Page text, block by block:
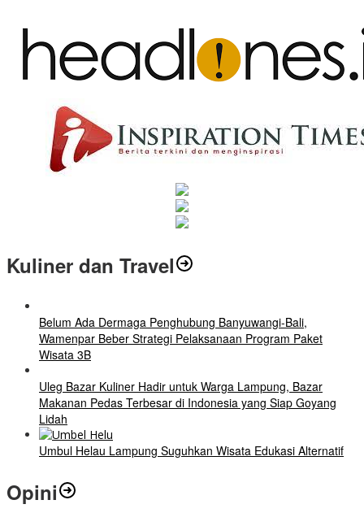
Kuliner dan Travel
Belum Ada Dermaga Penghubung Banyuwangi-Bali,
Wamenpar Beber Strategi Pelaksanaan Program Paket
Wisata 3B
Uleg Bazar Kuliner Hadir untuk Warga Lampung, Bazar
Makanan Pedas Terbesar di Indonesia yang Siap Goyang
Lidah
Umbul Helau Lampung Suguhkan Wisata Edukasi Alternatif
Opini